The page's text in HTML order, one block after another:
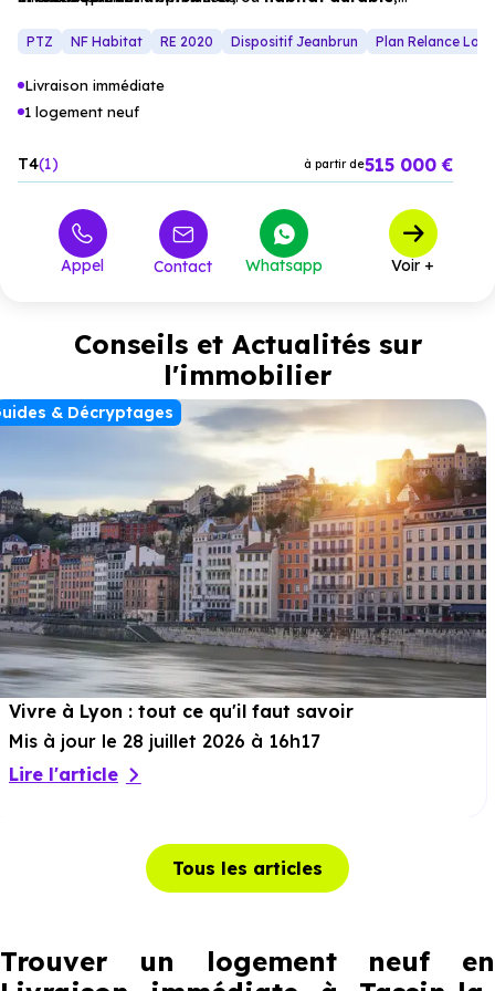
PTZ NF Habitat RE 2020 Dispositif Jeanbrun Plan Relance
Livraison immédiate
1 logement neuf
T4 1 à partir de515 000 €
Appel Contact Whatsapp Voir +
Conseils et Actualités sur
l'immobilier
& Décryptages
Vivre à Lyon : tout ce qu'il faut savoir
Mis à jour le 28 juillet 2026 à 16h17
Lire l'article
Tous les articles
Trouver un logement neuf en